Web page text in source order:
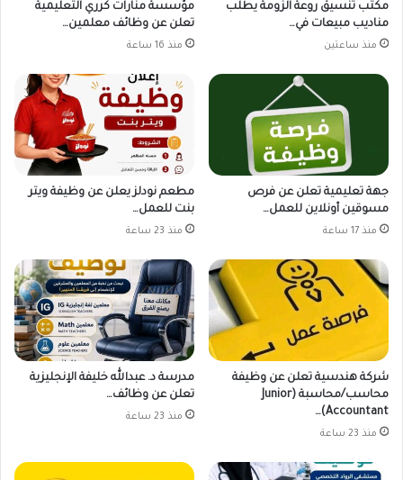
مكتب تنسيق روعة الزومة يطلب
مناديب مبيعات في…
منذ ساعتين
مؤسسة منارات كرري التعليمية
تعلن عن وظائف معلمين…
منذ 16 ساعة
جهة تعليمية تعلن عن فرص
مسوقين أونلاين للعمل…
منذ 17 ساعة
مطعم نودلز يعلن عن وظيفة ويتر
بنت للعمل…
منذ 23 ساعة
شركة هندسية تعلن عن وظيفة
محاسب/محاسبة (Junior
Accountant)…
منذ 23 ساعة
مدرسة د. عبدالله خليفة الإنجليزية
تعلن عن وظائف…
منذ 23 ساعة